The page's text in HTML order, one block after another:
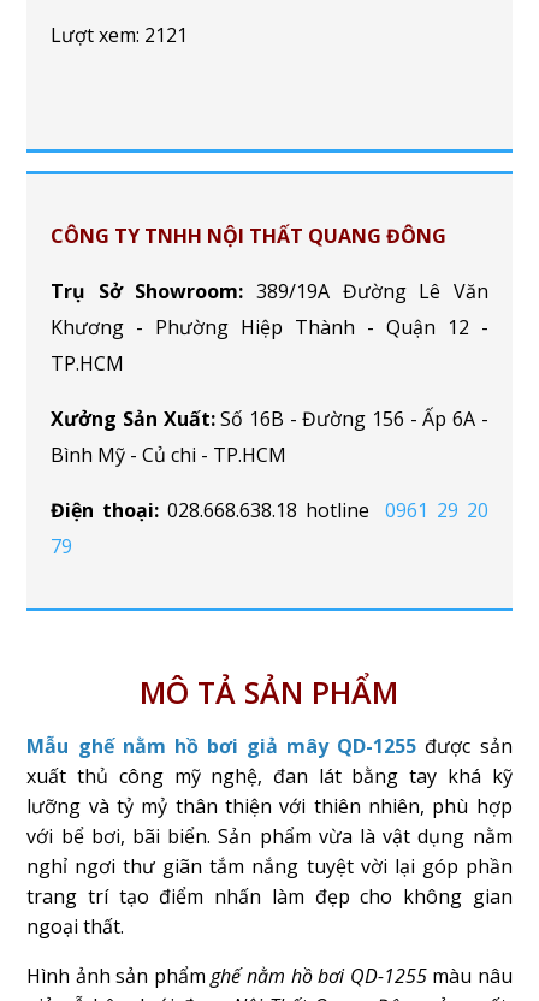
Lượt xem: 2121
CÔNG TY TNHH NỘI THẤT QUANG ĐÔNG
Trụ Sở Showroom: 389/19A Đường Lê Văn
Khương - Phường Hiệp Thành - Quận 12 -
TP.HCM
Xưởng Sản Xuất:Số 16B - Đường 156 - Ấp 6A -
Bình Mỹ - Củ chi - TP.HCM
Điện thoại: 028.668.638.18 hotline0961 29 20
79
MÔ TẢ SẢN PHẨM
Mẫu ghế nằm hồ bơi giả mây QD-1255 được sản
xuất thủ công mỹ nghệ, đan lát bằng tay khá kỹ
lưỡng và tỷ mỷ thân thiện với thiên nhiên, phù hợp
với bể bơi, bãi biển. Sản phẩm vừa là vật dụng nằm
nghỉ ngơi thư giãn tắm nắng tuyệt vời lại góp phần
trang trí tạo điểm nhấn làm đẹp cho không gian
ngoại thất.
Hình ảnh sản phẩmghế nằm hồ bơi QD-1255màu nâu